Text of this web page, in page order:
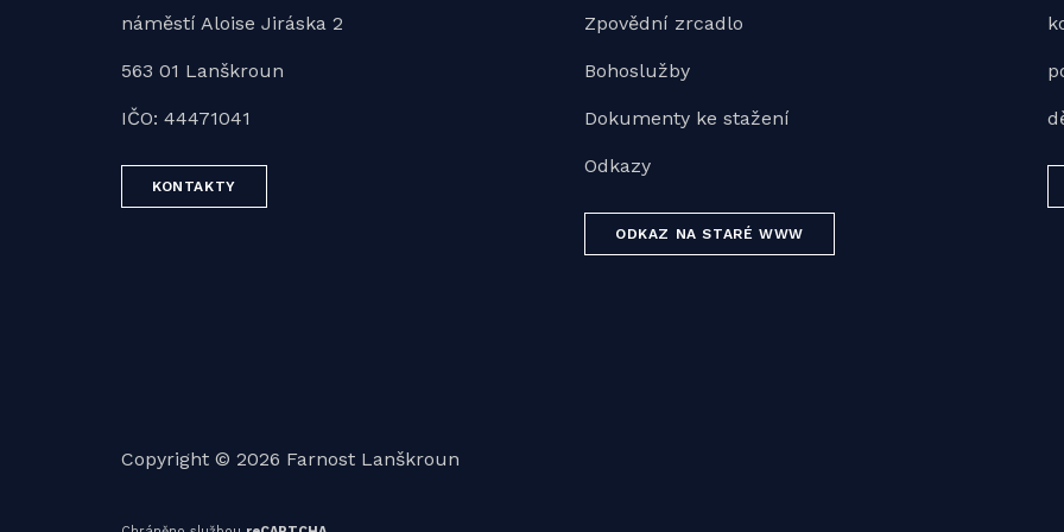
náměstí Aloise Jiráska 2
563 01 Lanškroun
IČO: 44471041
KONTAKTY
Zpovědní zrcadlo
Bohoslužby
Dokumenty ke stažení
Odkazy
ODKAZ NA STARÉ WWW
Copyright © 2026 Farnost Lanškroun